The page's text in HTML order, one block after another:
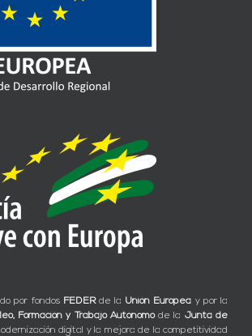
por fondos FEDERde la Unión Europea y por la
Formación y Trabajo Autónomode la Junta de
digital y la mejora de la competitividad